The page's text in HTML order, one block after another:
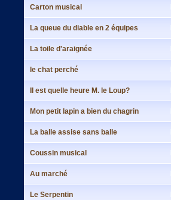
Carton musical
La queue du diable en 2 équipes
La toile d'araignée
le chat perché
Il est quelle heure M. le Loup?
Mon petit lapin a bien du chagrin
La balle assise sans balle
Coussin musical
Au marché
Le Serpentin